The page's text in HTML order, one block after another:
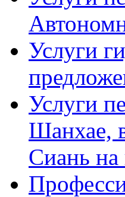
Услуги
Услуги
Шанхае,
Сиань на